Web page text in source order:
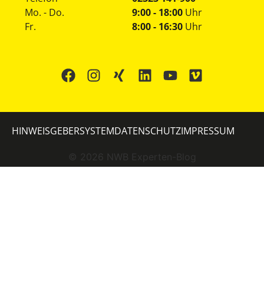
Mo. - Do.
Fr.
9:00 - 18:00 Uhr
8:00 - 16:30 Uhr
© 2026 NWB Experten-Blog
HINWEISGEBERSYSTEMDATENSCHUTZIMPRESSUM